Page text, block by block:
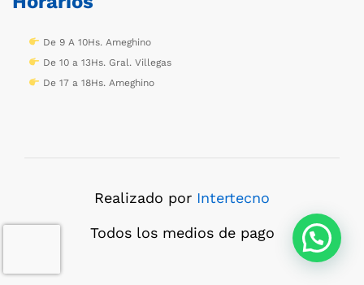
De 9 A 10Hs. Ameghino
De 10 a 13Hs. Gral. Villegas
De 17 a 18Hs. Ameghino
Realizado por Intertecno
Todos los medios de pago